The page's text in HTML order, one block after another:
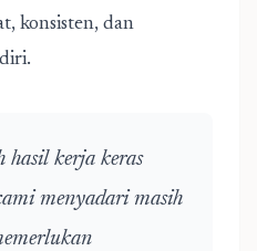
konsisten, dan
hasil kerja keras
menyadari masih